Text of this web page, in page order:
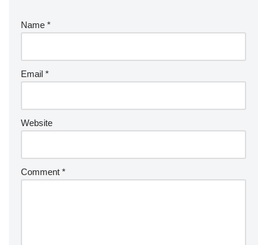
Name *
Email *
Website
Comment *